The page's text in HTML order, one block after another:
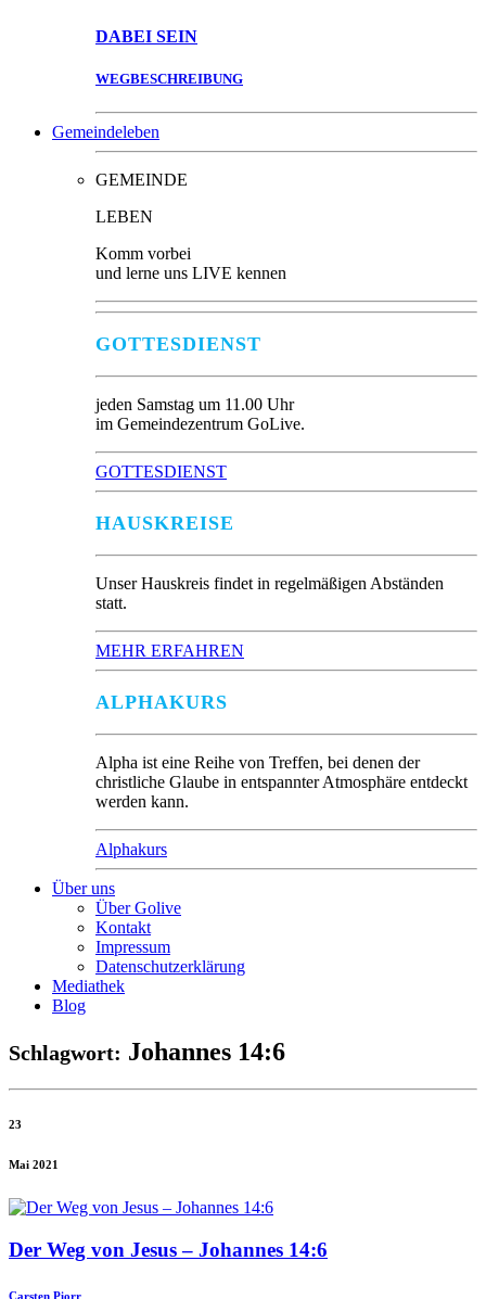
DABEI SEIN
WEGBESCHREIBUNG
Gemeindeleben
GEMEINDE
LEBEN
Komm vorbei
und lerne uns LIVE kennen
GOTTESDIENST
jeden Samstag um 11.00 Uhr
im Gemeindezentrum GoLive.
GOTTESDIENST
HAUSKREISE
Unser Hauskreis findet in regelmäßigen Abständen
statt.
MEHR ERFAHREN
ALPHAKURS
Alpha ist eine Reihe von Treffen, bei denen der
christliche Glaube in entspannter Atmosphäre entdeckt
werden kann.
Alphakurs
Über uns
Über Golive
Kontakt
Impressum
Datenschutzerklärung
Mediathek
Blog
Schlagwort: Johannes 14:6
23
Mai 2021
Der Weg von Jesus – Johannes 14:6
Carsten Piorr